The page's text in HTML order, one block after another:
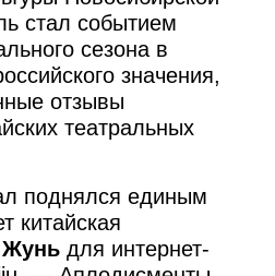
стал событием
сезона в
значения,
отзывы
театральных
поднялся единым
китайская
для интернет-